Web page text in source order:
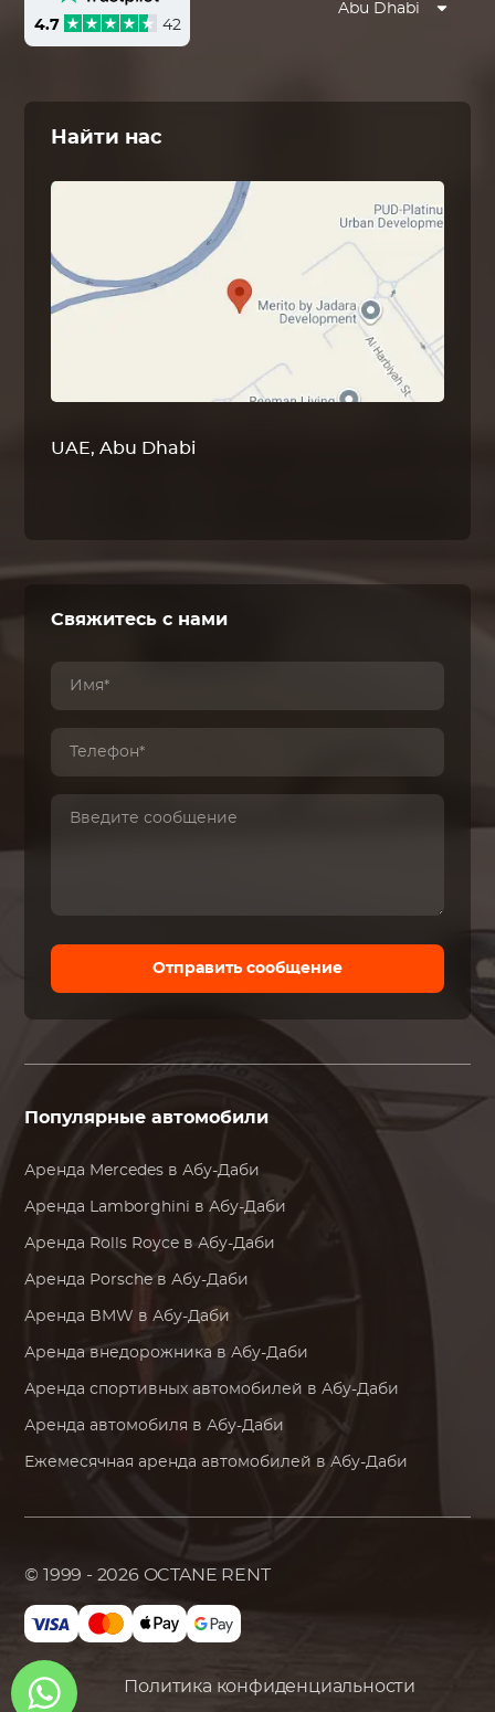
4.7 42
Abu Dhabi
Найти нас
UAE, Abu Dhabi
Свяжитесь с нами
Отправить сообщение
Популярные автомобили
Аренда Mercedes в Абу-Даби
Аренда Lamborghini в Абу-Даби
Аренда Rolls Royce в Абу-Даби
Аренда Porsche в Абу-Даби
Аренда BMW в Абу-Даби
Аренда внедорожника в Абу-Даби
Аренда спортивных автомобилей в Абу-Даби
Аренда автомобиля в Абу-Даби
Ежемесячная аренда автомобилей в Абу-Даби
© 1999 - 2026 OCTANE RENT
Политика конфиденциальности